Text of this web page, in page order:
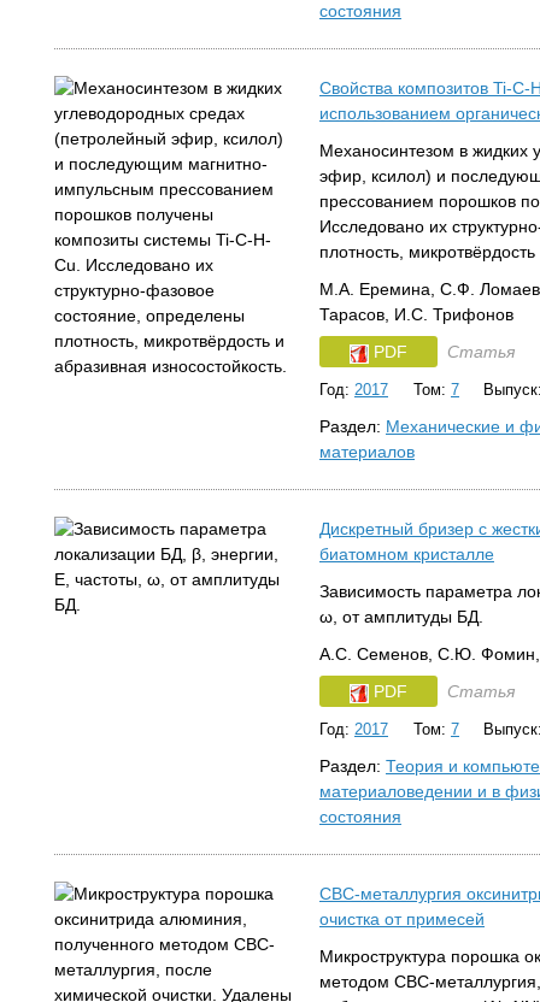
состояния
Свойства композитов Ti-
использованием
Механосинтезом в жидких
эфир, ксилол) и
прессованием порошков
Исследовано их
плотность,
М.А. Еремина, С.Ф.
Тарасов, И.С. Трифонов
PDF
Статья
Год: 2017 Том: 7
Раздел: Механические и
материалов
Дискретный бризер с
биатомном кристалле
Зависимость параметра
ω, от амплитуды БД.
А.С. Семенов, С.Ю. Фомин,
PDF
Статья
Год: 2017 Том: 7
Раздел: Теория и
материаловедении и в
состояния
СВС-металлургия
очистка от примесей
Микроструктура порошка
методом СВС-